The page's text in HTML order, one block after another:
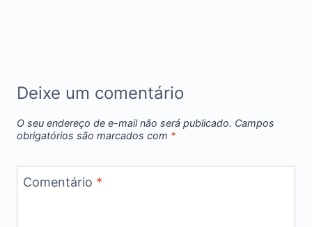
Deixe um comentário
O seu endereço de e-mail não será publicado. Campos
obrigatórios são marcados com *
Comentário *